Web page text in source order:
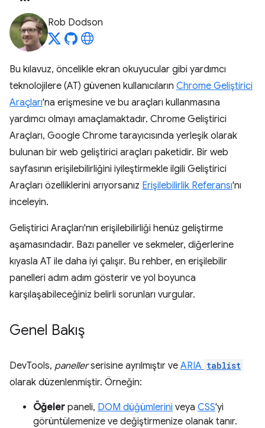
Rob Dodson
Bu kılavuz, öncelikle ekran okuyucular gibi yardımcı
teknolojilere (AT) güvenen kullanıcıların Chrome Geliştirici
Araçları'na erişmesine ve bu araçları kullanmasına
yardımcı olmayı amaçlamaktadır. Chrome Geliştirici
Araçları, Google Chrome tarayıcısında yerleşik olarak
bulunan bir web geliştirici araçları paketidir. Bir web
sayfasının erişilebilirliğini iyileştirmekle ilgili Geliştirici
Araçları özelliklerini arıyorsanız Erişilebilirlik Referansı'nı
inceleyin.
Geliştirici Araçları'nın erişilebilirliği henüz geliştirme
aşamasındadır. Bazı paneller ve sekmeler, diğerlerine
kıyasla AT ile daha iyi çalışır. Bu rehber, en erişilebilir
panelleri adım adım gösterir ve yol boyunca
karşılaşabileceğiniz belirli sorunları vurgular.
Genel Bakış
DevTools, panellerserisine ayrılmıştır ve ARIA tablist
olarak düzenlenmiştir. Örneğin:
Öğeler paneli, DOM düğümlerini veya CSS'yi
görüntülemenize ve değiştirmenize olanak tanır.